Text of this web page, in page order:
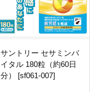
サントリー セサミンバ
イタル 180粒（約60日
分） [sf061-007]